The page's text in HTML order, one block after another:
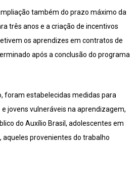
também do prazo máximo da
três anos e a criação de incentivos
os aprendizes em contratos de
após a conclusão do programa
foram estabelecidas medidas para
jovens vulneráveis na aprendizagem,
do Auxílio Brasil, adolescentes em
provenientes do trabalho